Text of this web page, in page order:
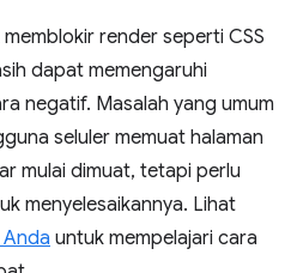
render seperti CSS
dapat memengaruhi
negatif. Masalah yang umum
seluler memuat halaman
mulai dimuat, tetapi perlu
menyelesaikannya. Lihat
untuk mempelajari cara